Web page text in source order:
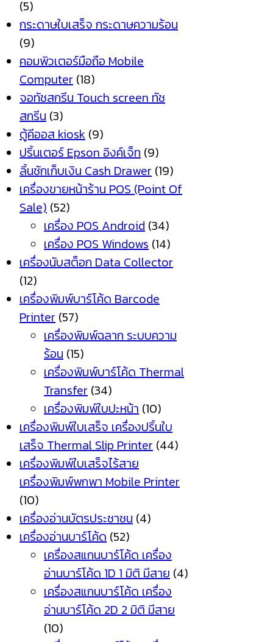
(5)
กระดาษใบเสร็จ กระดาษความร้อน
(9)
คอมพิวเตอร์มือถือ Mobile
Computer (18)
จอทัชสกรีน Touch screen ทัช
สกรีน (3)
ตู้คีออส kiosk (9)
ปริ้นเตอร์ Epson อิงค์เจ็ท (9)
ลิ้นชักเก็บเงิน Cash Drawer (19)
เครื่องขายหน้าร้าน POS (Point Of
Sale) (52)
เครื่อง POS Android (34)
เครื่อง POS Windows (14)
เครื่องนับสต็อก Data Collector
(12)
เครื่องพิมพ์บาร์โค้ด Barcode
Printer (57)
เครื่องพิมพ์ฉลาก ระบบความ
ร้อน (15)
เครื่องพิมพ์บาร์โค้ด Thermal
Transfer (34)
เครื่องพิมพ์ใบปะหน้า (10)
เครื่องพิมพ์ใบเสร็จ เครื่องปริ้นใบ
เสร็จ Thermal Slip Printer (44)
เครื่องพิมพ์ใบเสร็จไร้สาย
เครื่องพิมพ์พกพา Mobile Printer
(10)
เครื่องอ่านบัตรประชาชน (4)
เครื่องอ่านบาร์โค้ด (52)
เครื่องสแกนบาร์โค้ด เครื่อง
อ่านบาร์โค้ด 1D 1 มิติ มีสาย (4)
เครื่องสแกนบาร์โค้ด เครื่อง
อ่านบาร์โค้ด 2D 2 มิติ มีสาย
(10)